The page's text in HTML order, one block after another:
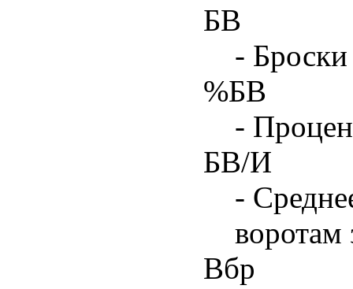
БВ
-
%БВ
-
БВ/И
-
воротам
Вбр